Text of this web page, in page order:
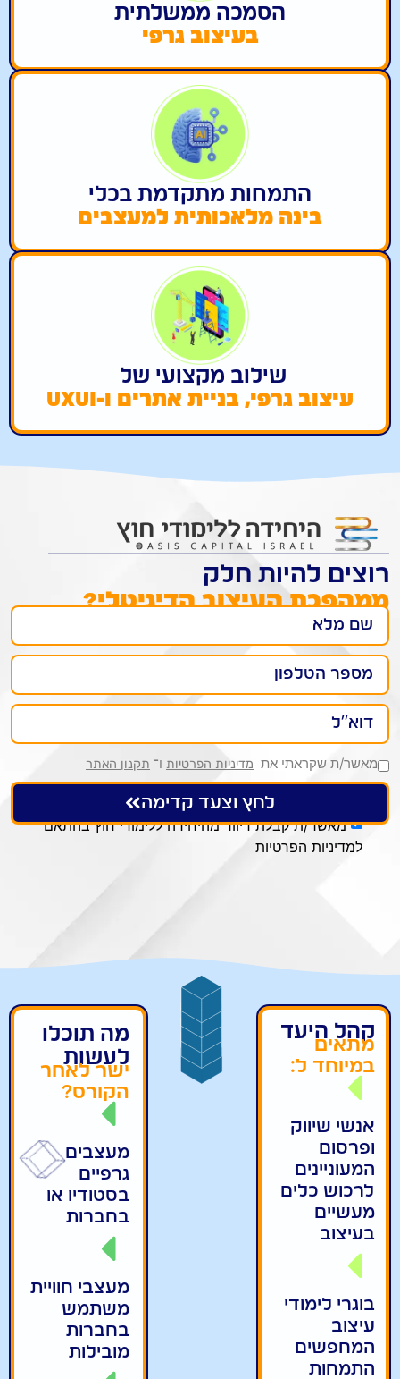
הסמכה ממשלתית
בעיצוב גרפי
התמחות מתקדמת בכלי
בינה מלאכותית למעצבים
שילוב מקצועי של
עיצוב גרפי, בניית אתרים ו-UXUI
רוצים להיות חלק
ממהפכת העיצוב הדיגיטלי?
מאשר/ת שקראתי את מדיניות הפרטיות ו־ תקנון האתר
לחץ וצעד קדימה
מאשר/ת קבלת דיוור מהיחידה ללימודי חוץ בהתאם
למדיניות הפרטיות
קהל היעד
מתאים
במיוחד ל:
אנשי שיווק
ופרסום
המעוניינים
לרכוש כלים
מעשיים
בעיצוב
בוגרי לימודי
עיצוב
המחפשים
התמחות
מה תוכלו
לעשות
ישר לאחר
הקורס?
מעצבים
גרפיים
בסטודיו או
בחברות
מעצבי חוויית
משתמש
בחברות
מובילות